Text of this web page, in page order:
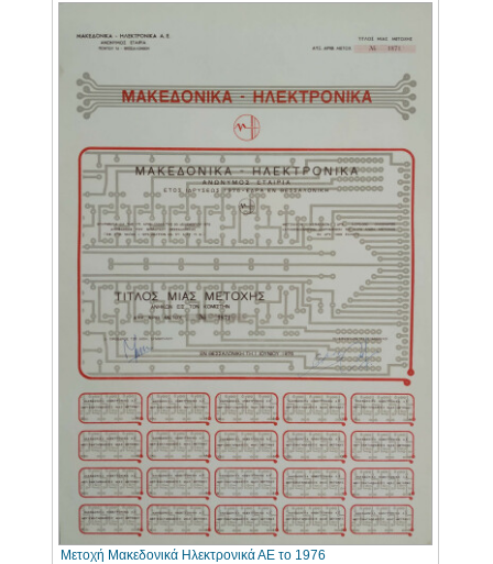
Μετοχή Μακεδονικά Ηλεκτρονικά ΑΕ το 1976